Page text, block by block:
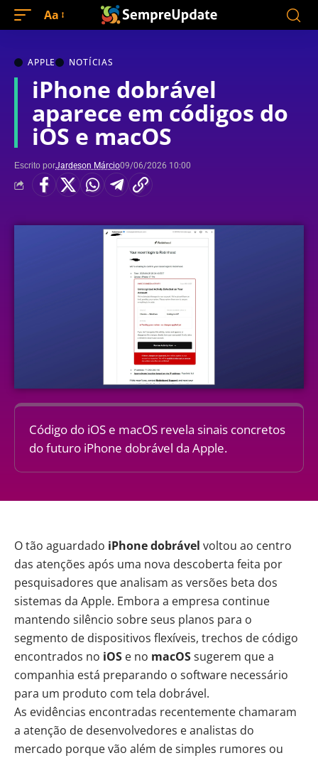
Aa
APPLE NOTÍCIAS
iPhone dobrável
aparece em códigos do
iOS e macOS
Escrito porJardeson Márcio09/06/2026 10:00
Código do iOS e macOS revela sinais concretos
do futuro iPhone dobrável da Apple.
O tão aguardado iPhone dobrável voltou ao centro
das atenções após uma nova descoberta feita por
pesquisadores que analisam as versões beta dos
sistemas da Apple. Embora a empresa continue
mantendo silêncio sobre seus planos para o
segmento de dispositivos flexíveis, trechos de código
encontrados no iOS e no macOSsugerem que a
companhia está preparando o software necessário
para um produto com tela dobrável.
As evidências encontradas recentemente chamaram
a atenção de desenvolvedores e analistas do
mercado porque vão além de simples rumores ou